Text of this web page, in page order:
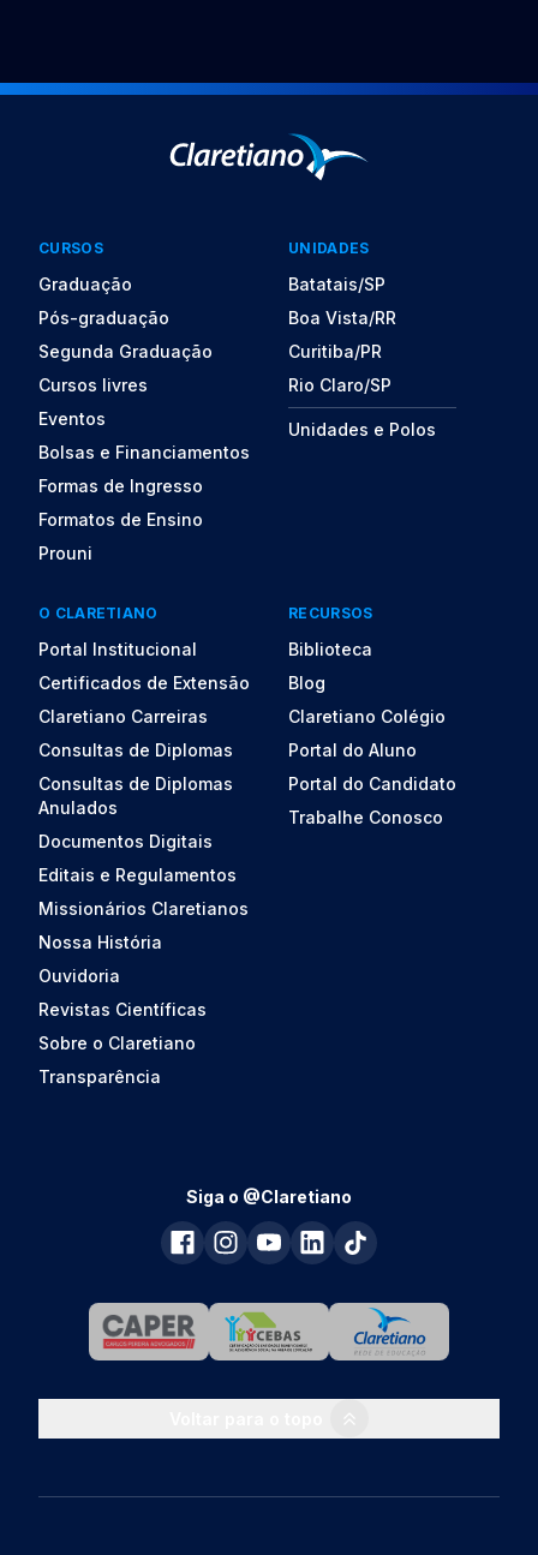
CURSOS
Graduação
Pós-graduação
Segunda Graduação
Cursos livres
Eventos
Bolsas e Financiamentos
Formas de Ingresso
Formatos de Ensino
Prouni
O CLARETIANO
Portal Institucional
Certificados de Extensão
Claretiano Carreiras
Consultas de Diplomas
Consultas de Diplomas
Anulados
Documentos Digitais
Editais e Regulamentos
Missionários Claretianos
Nossa História
Ouvidoria
Revistas Científicas
Sobre o Claretiano
Transparência
UNIDADES
Batatais/SP
Boa Vista/RR
Curitiba/PR
Rio Claro/SP
Unidades e Polos
RECURSOS
Biblioteca
Blog
Claretiano Colégio
Portal do Aluno
Portal do Candidato
Trabalhe Conosco
Siga o @Claretiano